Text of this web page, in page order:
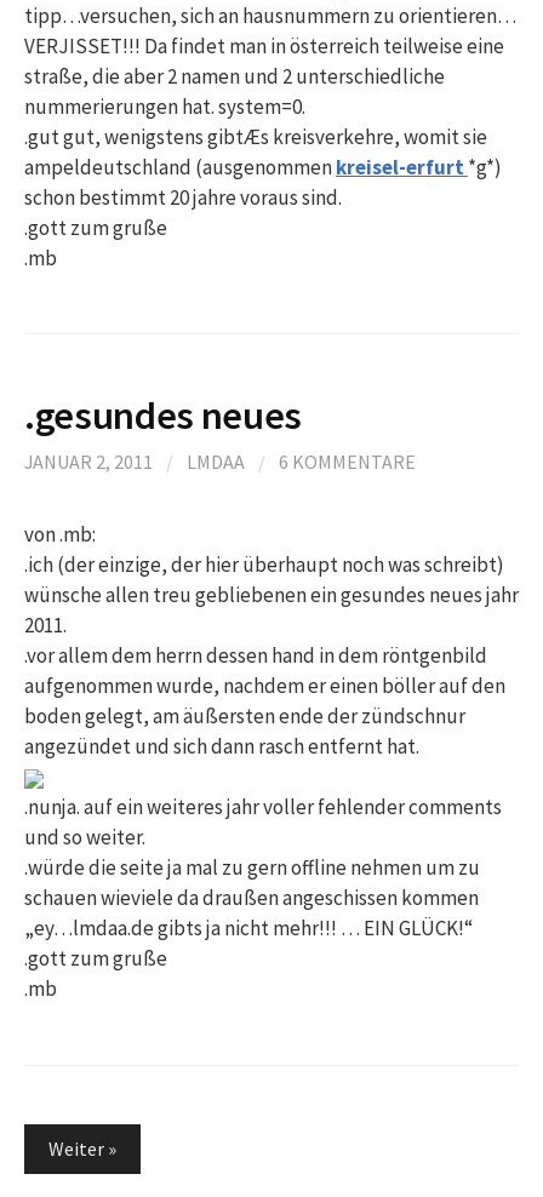
tipp…versuchen, sich an hausnummern zu orientieren…
VERJISSET!!! Da findet man in österreich teilweise eine
straße, die aber 2 namen und 2 unterschiedliche
nummerierungen hat. system=0.
.gut gut, wenigstens gibtÆs kreisverkehre, womit sie
ampeldeutschland (ausgenommenkreisel-erfurt*g*)
schon bestimmt 20 jahre voraus sind.
.gott zum gruße
.mb
.gesundes neues
JANUAR 2, 2011 / LMDAA / 6 KOMMENTARE
von .mb:
.ich (der einzige, der hier überhaupt noch was schreibt)
wünsche allen treu gebliebenen ein gesundes neues jahr
2011.
.vor allem dem herrn dessen hand in dem röntgenbild
aufgenommen wurde, nachdem er einen böller auf den
boden gelegt, am äußersten ende der zündschnur
angezündet und sich dann rasch entfernt hat.
.nunja. auf ein weiteres jahr voller fehlender comments
und so weiter.
.würde die seite ja mal zu gern offline nehmen um zu
schauen wieviele da draußen angeschissen kommen
„ey…lmdaa.de gibts ja nicht mehr!!! … EIN GLÜCK!“
.gott zum gruße
.mb
Weiter »